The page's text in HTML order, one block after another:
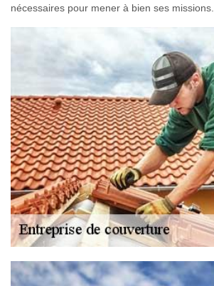
nécessaires pour mener à bien ses missions.